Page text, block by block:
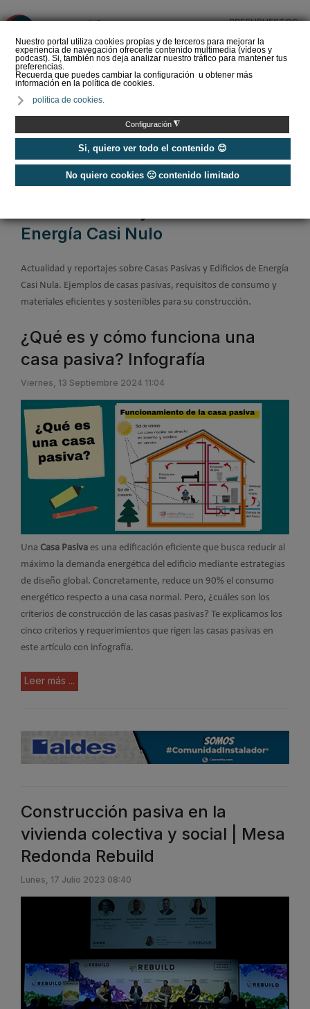
Nuestro portal utiliza cookies propias y de terceros para mejorar la
experiencia de navegación ofrecerte contenido multimedia (vídeos y
podcast). Si, también nos deja analizar nuestro tráfico para mantener tus
preferencias.
Recuerda que puedes cambiar la configuración u obtener más
información en la política de cookies.
política de cookies.
Configuración ◮
Si, quiero ver todo el contenido 😊
No quiero cookies 🙁 contenido limitado
PRESUPUESTOS
introducir KNX sin tirar la
cas…
Construcción Sostenible / Casas Pasivas y EECN
Energía Casi Nulo
Actualidad y reportajes sobre Casas Pasivas y Edificios de Energía
Casi Nula. Ejemplos de casas pasivas, requisitos de consumo y
materiales eficientes y sostenibles para su construcción.
¿Qué es y cómo funciona una
casa pasiva? Infografía
Viernes, 13 Septiembre 2024 11:04
Una Casa Pasiva es una edificación eficiente que busca reducir al
máximo la demanda energética del edificio mediante estrategias
de diseño global. Concretamente, reduce un 90% el consumo
energético respecto a una casa normal. Pero, ¿cuáles son los
criterios de construcción de las casas pasivas? Te explicamos los
cinco criterios y requerimientos que rigen las casas pasivas en
este artículo con infografía.
Leer más ...
Construcción pasiva en la
vivienda colectiva y social | Mesa
Redonda Rebuild
Lunes, 17 Julio 2023 08:40